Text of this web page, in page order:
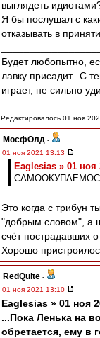
выглядеть
Я бы послушал с
отказывать в
Будет любопытно,
лавку присадит.. С
играет, не сильно
Редактировалось 01 ноя
МосфОлд -
01 ноя 2021 13:13
Eaglesias » 01 ноя
Это когда с трибун
"добрым словом", а
счёт пострадавших
Хорошо
RedQuite -
01 ноя 2021 13:10
Eaglesias » 01 ноя
...Пока Ленька на
обретается, ему в